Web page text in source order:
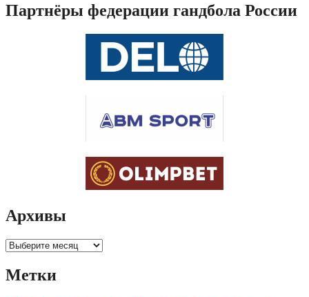
Партнёры федерации гандбола России
Архивы
Архивы
Метки